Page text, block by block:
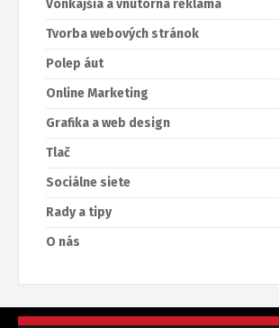
Vonkajšia a vnútorná reklama
Tvorba webových stránok
Polep áut
Online Marketing
Grafika a web design
Tlač
Sociálne siete
Rady a tipy
O nás